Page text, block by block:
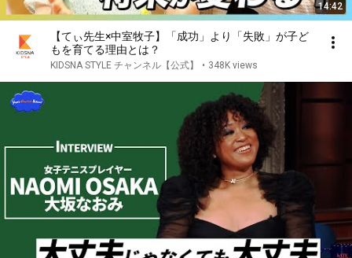
14:42
【てぃ先生×中室牧子】「成功」より「失敗」が子ど
もを育てる理由とは？
KIDSNA STYLE チャンネル【公式】 • 348K views